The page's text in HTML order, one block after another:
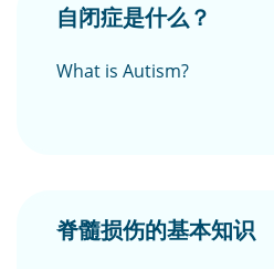
自闭症是什么？
What is Autism?
脊髓损伤的基本知识